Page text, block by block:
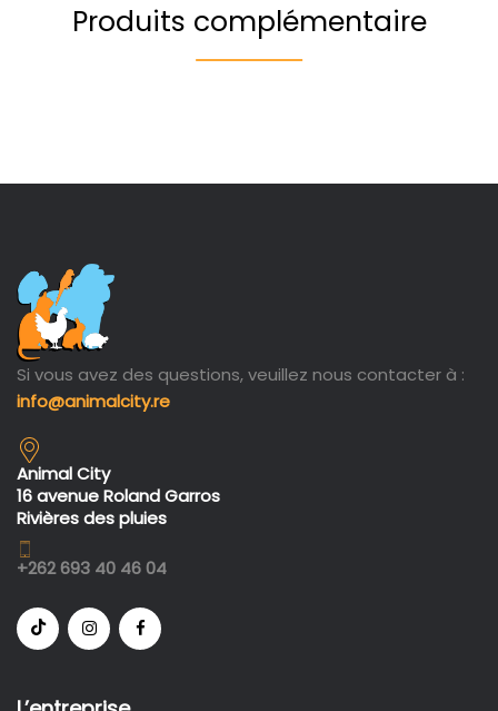
Produits complémentaire
Si vous avez des questions, veuillez nous contacter à :
info@animalcity.re
Animal City
16 avenue Roland Garros
Rivières des pluies
+262 693 40 46 04